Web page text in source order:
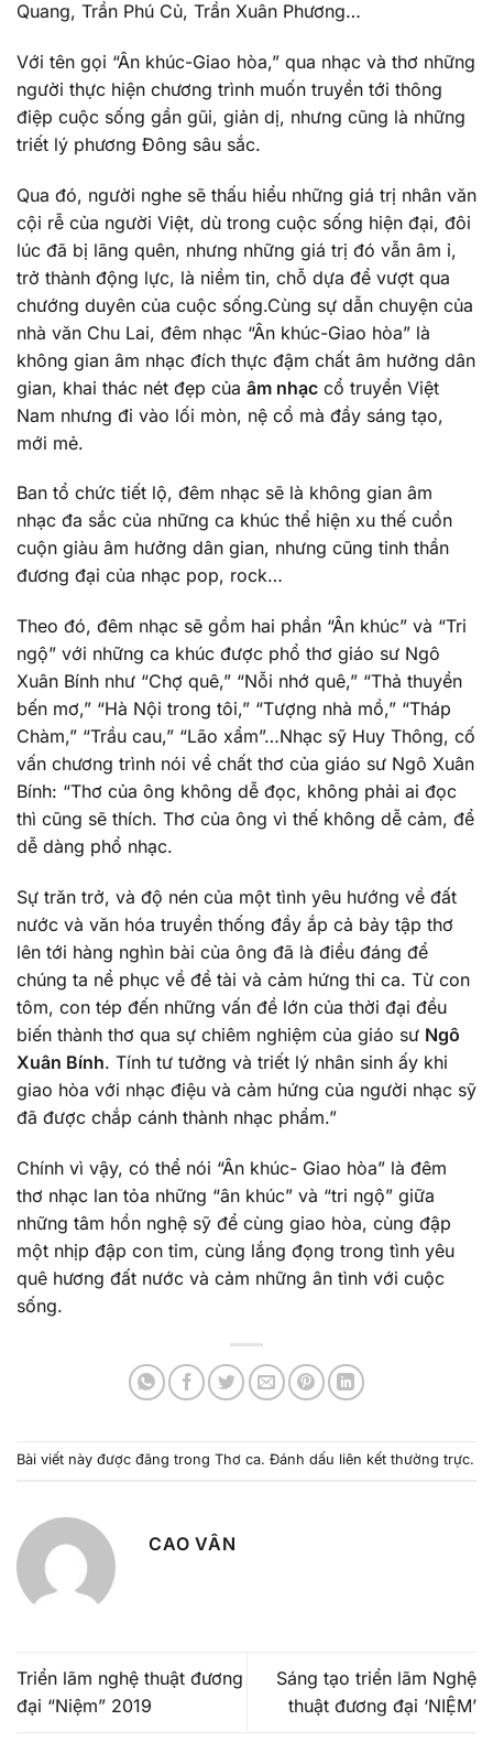
Quang, Trần Phú Củ, Trần Xuân Phương…
Với tên gọi “Ân khúc-Giao hòa,” qua nhạc và thơ những
người thực hiện chương trình muốn truyền tới thông
điệp cuộc sống gần gũi, giản dị, nhưng cũng là những
triết lý phương Đông sâu sắc.
Qua đó, người nghe sẽ thấu hiểu những giá trị nhân văn
cội rễ của người Việt, dù trong cuộc sống hiện đại, đôi
lúc đã bị lãng quên, nhưng những giá trị đó vẫn âm ỉ,
trở thành động lực, là niềm tin, chỗ dựa để vượt qua
chướng duyên của cuộc sống.Cùng sự dẫn chuyện của
nhà văn Chu Lai, đêm nhạc “Ân khúc-Giao hòa” là
không gian âm nhạc đích thực đậm chất âm hưởng dân
gian, khai thác nét đẹp của âm nhạc cổ truyền Việt
Nam nhưng đi vào lối mòn, nệ cổ mà đầy sáng tạo,
mới mẻ.
Ban tổ chức tiết lộ, đêm nhạc sẽ là không gian âm
nhạc đa sắc của những ca khúc thể hiện xu thế cuồn
cuộn giàu âm hưởng dân gian, nhưng cũng tinh thần
đương đại của nhạc pop, rock…
Theo đó, đêm nhạc sẽ gồm hai phần “Ân khúc” và “Tri
ngộ” với những ca khúc được phổ thơ giáo sư Ngô
Xuân Bính như “Chợ quê,” “Nỗi nhớ quê,” “Thả thuyền
bến mơ,” “Hà Nội trong tôi,” “Tượng nhà mồ,” “Tháp
Chàm,” “Trầu cau,” “Lão xẩm”…Nhạc sỹ Huy Thông, cố
vấn chương trình nói về chất thơ của giáo sư Ngô Xuân
Bính: “Thơ của ông không dễ đọc, không phải ai đọc
thì cũng sẽ thích. Thơ của ông vì thế không dễ cảm, để
dễ dàng phổ nhạc.
Sự trăn trở, và độ nén của một tình yêu hướng về đất
nước và văn hóa truyền thống đầy ắp cả bảy tập thơ
lên tới hàng nghìn bài của ông đã là điều đáng để
chúng ta nể phục về đề tài và cảm hứng thi ca. Từ con
tôm, con tép đến những vấn đề lớn của thời đại đều
biến thành thơ qua sự chiêm nghiệm của giáo sư Ngô
Xuân Bính. Tính tư tưởng và triết lý nhân sinh ấy khi
giao hòa với nhạc điệu và cảm hứng của người nhạc sỹ
đã được chắp cánh thành nhạc phẩm.”
Chính vì vậy, có thể nói “Ân khúc- Giao hòa” là đêm
thơ nhạc lan tỏa những “ân khúc” và “tri ngộ” giữa
những tâm hồn nghệ sỹ để cùng giao hòa, cùng đập
một nhịp đập con tim, cùng lắng đọng trong tình yêu
quê hương đất nước và cảm những ân tình với cuộc
sống.
Bài viết này được đăng trong Thơ ca. Đánh dấu liên kết thường trực.
CAO VÂN
Triển lãm nghệ thuật đương
đại “Niệm” 2019
Sáng tạo triển lãm Nghệ
thuật đương đại ‘NIỆM’